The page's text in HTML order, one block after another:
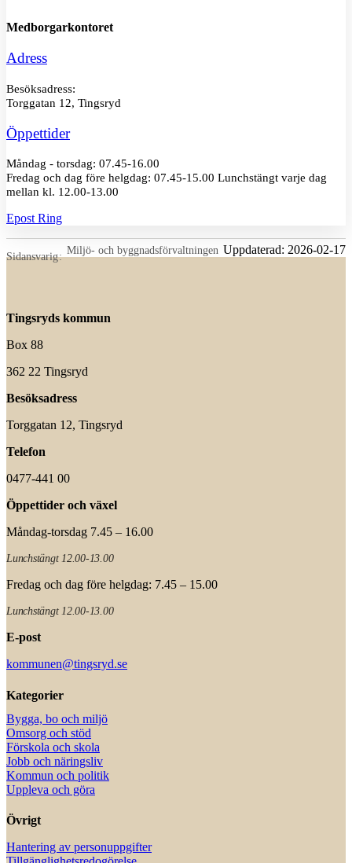
Medborgarkontoret
Adress
Besöksadress:
Torggatan 12, Tingsryd
Öppettider
Måndag - torsdag: 07.45-16.00
Fredag och dag före helgdag: 07.45-15.00 Lunchstängt varje dag
mellan kl. 12.00-13.00
Epost Ring
Miljö- och byggnadsförvaltningen
Sidansvarig
Uppdaterad: 2026-02-17
Tingsryds kommun
Box 88
362 22 Tingsryd
Besöksadress
Torggatan 12, Tingsryd
Telefon
0477-441 00
Öppettider och växel
Måndag-torsdag 7.45 – 16.00
Lunchstängt 12.00-13.00
Fredag och dag före helgdag: 7.45 – 15.00
Lunchstängt 12.00-13.00
E-post
kommunen@tingsryd.se
Kategorier
Bygga, bo och miljö
Omsorg och stöd
Förskola och skola
Jobb och näringsliv
Kommun och politik
Uppleva och göra
Övrigt
Hantering av personuppgifter